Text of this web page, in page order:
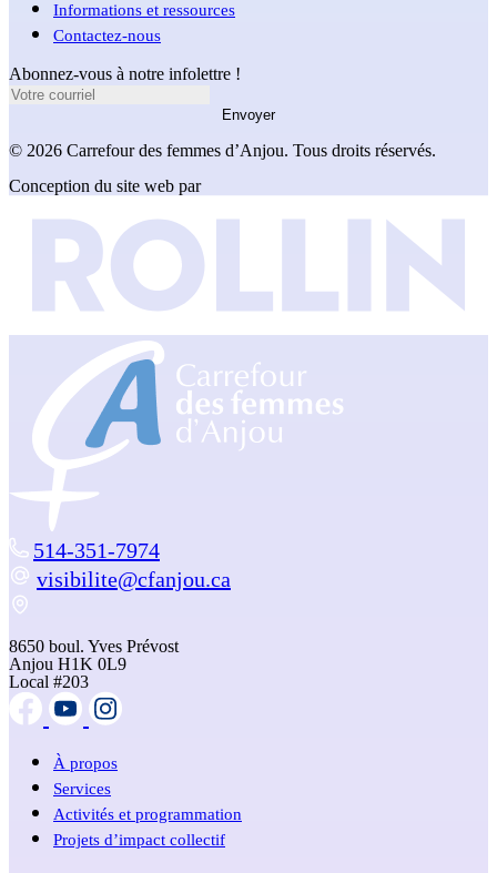
Informations et ressources
Contactez-nous
Abonnez-vous à notre infolettre !
Envoyer
© 2026 Carrefour des femmes d’Anjou. Tous droits réservés.
Conception du site web par
514-351-7974
visibilite@cfanjou.ca
8650 boul. Yves Prévost
Anjou H1K 0L9
Local #203
À propos
Services
Activités et programmation
Projets d’impact collectif